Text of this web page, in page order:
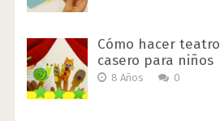
Cómo hacer teatro
casero para niños
8 Años 0